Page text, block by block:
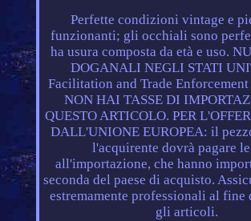
Perfette condizioni vintage e
funzionanti; gli occhiali sono
ha usura composta da età e uso.
DOGANALI NEGLI STATI
Facilitation and Trade
NON HAI TASSE DI
QUESTO ARTICOLO. PER
DALL'UNIONE EUROPEA: il
l'acquirente dovrà pagare le
all'importazione, che hanno
seconda del paese di acquisto.
estremamente professionali al fine
gli articoli.